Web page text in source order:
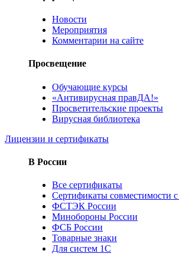
Новости
Мероприятия
Комментарии на сайте
Просвещение
Обучающие курсы
«Антивирусная правДА!»
Просветительские проекты
Вирусная библиотека
Лицензии и сертификаты
В России
Все сертификаты
Сертификаты совместимости
ФСТЭК России
Минобороны России
ФСБ России
Товарные знаки
Для систем 1С